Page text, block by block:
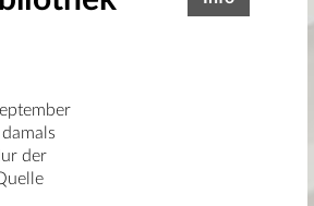
der